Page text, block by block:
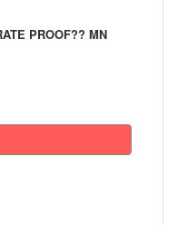
PROOF?? MN